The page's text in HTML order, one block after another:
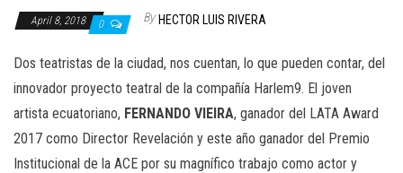
April 8, 2018 0 By HECTOR LUIS RIVERA
Dos teatristas de la ciudad, nos cuentan, lo que pueden contar, del
innovador proyecto teatral de la compañía Harlem9. El joven
artista ecuatoriano, FERNANDO VIEIRA, ganador del LATA Award
2017 como Director Revelación y este año ganador del Premio
Institucional de la ACE por su magnífico trabajo como actor y